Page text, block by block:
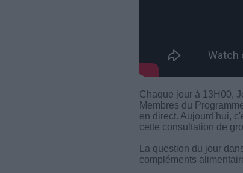
Chaque jour à 13H00,
Membres du
en direct. Aujourd'hui,
cette consultation de
La question du jour
compléments